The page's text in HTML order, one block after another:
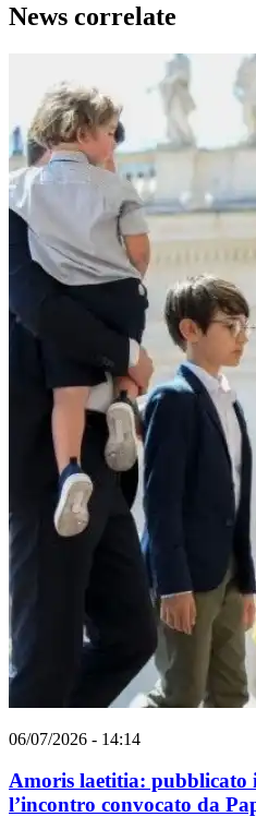
News correlate
06/07/2026 - 14:14
Amoris laetitia: pubblicato
l’incontro convocato da